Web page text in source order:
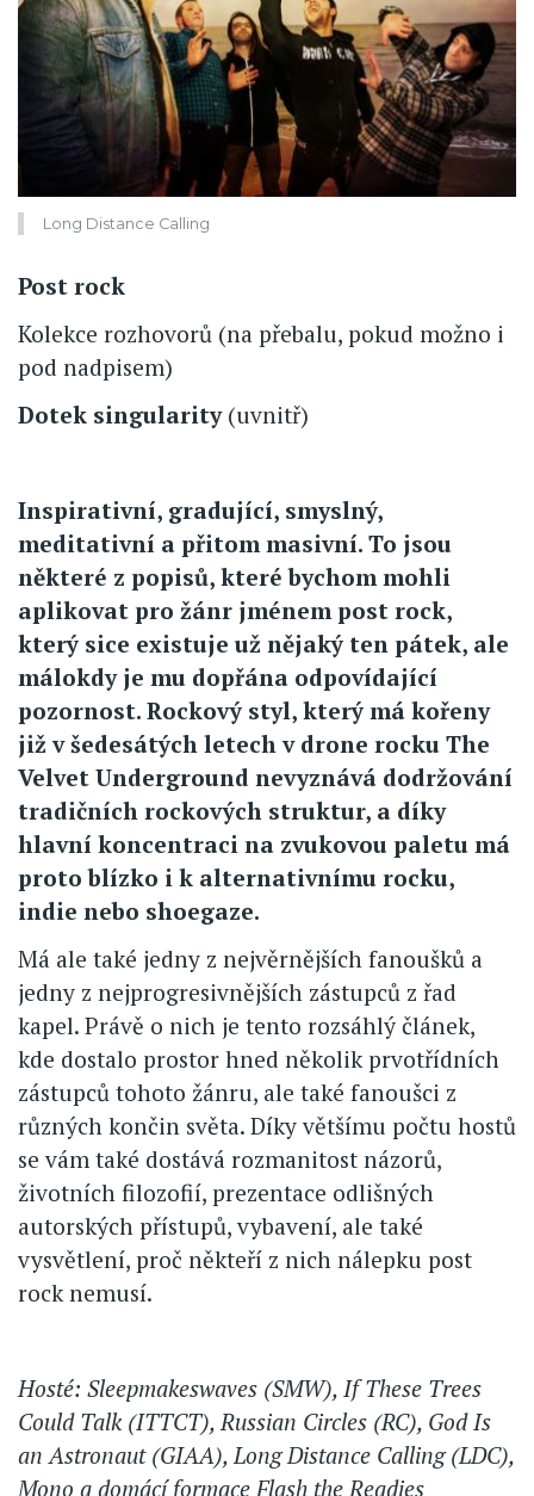
Long Distance Calling
Post rock
Kolekce rozhovorů (na přebalu, pokud možno i
pod nadpisem)
Dotek singularity(uvnitř)
Inspirativní, gradující, smyslný,
meditativní a přitom masivní. To jsou
některé z popisů, které bychom mohli
aplikovat pro žánr jménem post rock,
který sice existuje už nějaký ten pátek, ale
málokdy je mu dopřána odpovídající
pozornost. Rockový styl, který má kořeny
již v šedesátých letech v drone rocku The
Velvet Underground nevyznává dodržování
tradičních rockových struktur, a díky
hlavní koncentraci na zvukovou paletu má
proto blízko i k alternativnímu rocku,
indie nebo shoegaze.
Má ale také jedny z nejvěrnějších fanoušků a
jedny z nejprogresivnějších zástupců z řad
kapel. Právě o nich je tento rozsáhlý článek,
kde dostalo prostor hned několik prvotřídních
zástupců tohoto žánru, ale také fanoušci z
různých končin světa. Díky většímu počtu hostů
se vám také dostává rozmanitost názorů,
životních filozofií, prezentace odlišných
autorských přístupů, vybavení, ale také
vysvětlení, proč někteří z nich nálepku post
rock nemusí.
Hosté: Sleepmakeswaves (SMW), If These Trees
Could Talk (ITTCT), Russian Circles (RC), God Is
an Astronaut (GIAA), Long Distance Calling (LDC),
Mono a domácí formace Flash the Readies